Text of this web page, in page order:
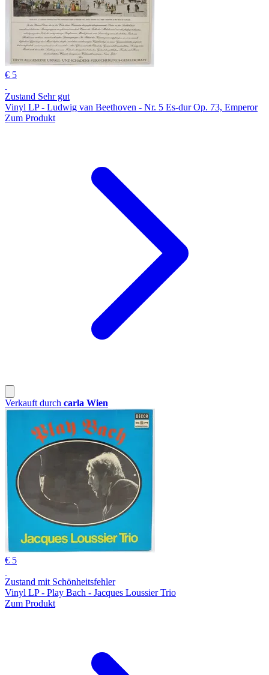
€ 5
Zustand Sehr gut
Vinyl LP - Ludwig van Beethoven - Nr. 5 Es-dur Op. 73, Emperor
Zum Produkt
Verkauft durch carla Wien
€ 5
Zustand mit Schönheitsfehler
Vinyl LP - Play Bach - Jacques Loussier Trio
Zum Produkt